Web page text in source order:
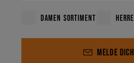
DAMEN SORTIMENT
MELDE